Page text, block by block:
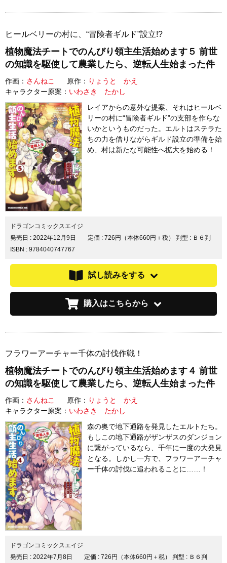
ヒールベリーの村に、“冒険者ギルド”設立!?
植物魔法チートでのんびり領主生活始めます５ 前世
の知識を駆使して農業したら、逆転人生始まった件
作画： さんねこ 原作： りょうと かえ
キャラクター原案： いわさき たかし
レイアからの意外な提案、それはヒールベ
リーの村に“冒険者ギルド”の支部を作らな
いかというものだった。エルトはステラた
ちの力を借りながらギルド設立の準備を始
め、村は新たな可能性へ拡大を始める！
ドラゴンコミックスエイジ
発売日 : 2022年12月9日 定価 : 726円（本体660円＋税） 判型 : Ｂ６判
ISBN : 9784040747767
試し読みをする
購入はこちらから
フラワーアーチャー千体の討伐作戦！
植物魔法チートでのんびり領主生活始めます４ 前世
の知識を駆使して農業したら、逆転人生始まった件
作画： さんねこ 原作： りょうと かえ
キャラクター原案： いわさき たかし
森の奥で地下通路を発見したエルトたち。
もしこの地下通路がザンザスのダンジョン
に繋がっているなら、千年に一度の大発見
となる。しかし一方で、フラワーアーチャ
ー千体の討伐に追われることに……！
ドラゴンコミックスエイジ
発売日 : 2022年7月8日 定価 : 726円（本体660円＋税） 判型 : Ｂ６判